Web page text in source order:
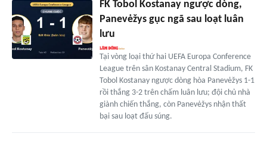
FK Tobol Kostanay ngược dòng,
Panevėžys gục ngã sau loạt luân
lưu
Tại vòng loại thứ hai UEFA Europa Conference
League trên sân Kostanay Central Stadium, FK
Tobol Kostanay ngược dòng hòa Panevėžys 1-1
rồi thắng 3-2 trên chấm luân lưu; đội chủ nhà
giành chiến thắng, còn Panevėžys nhận thất
bại sau loạt đấu súng.